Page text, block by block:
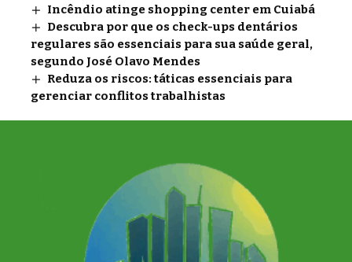
Incêndio atinge shopping center em Cuiabá
Descubra por que os check-ups dentários
regulares são essenciais para sua saúde geral,
segundo José Olavo Mendes
Reduza os riscos: táticas essenciais para
gerenciar conflitos trabalhistas